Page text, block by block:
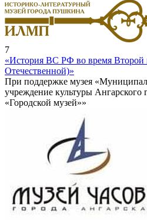
7
«История ВС РФ во время
Отечественной)»
При поддержке музея
учреждение культуры Ангарского
«Городской музей»»